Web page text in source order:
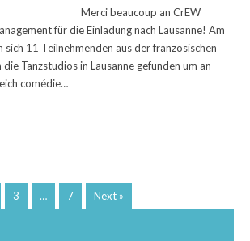
Merci beaucoup an CrEW
für die Einladung nach Lausanne! Am
sich 11 Teilnehmenden aus der französischen
die Tanzstudios in Lausanne gefunden um an
comédie…
3 … 7 Next »